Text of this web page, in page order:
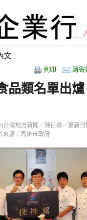
文
列印 轉寄
品類名單出
台灣地方新聞／陳衍甫／更新
來源：高雄市政府